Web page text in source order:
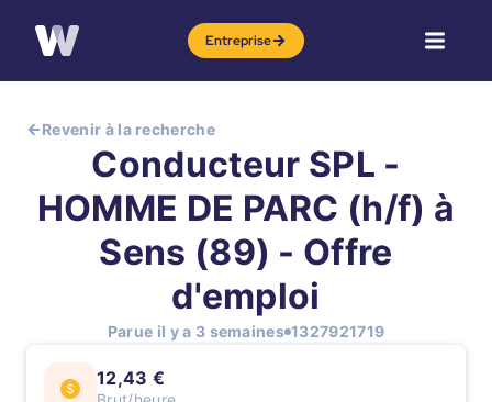
Entreprise
Revenir à la recherche
Conducteur SPL -
HOMME DE PARC (h/f) à
Sens (89) - Offre
d'emploi
Parue il y a 3 semaines 1327921719
12,43 €